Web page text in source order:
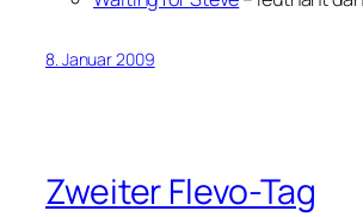
8. Januar 2009
Zweiter Flevo-Tag